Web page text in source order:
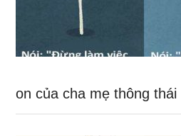
on của cha mẹ thông